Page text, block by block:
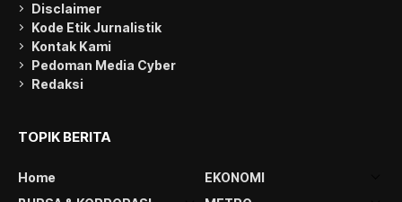
Disclaimer
Kode Etik Jurnalistik
Kontak Kami
Pedoman Media Cyber
Redaksi
TOPIK BERITA
Home
EKONOMI